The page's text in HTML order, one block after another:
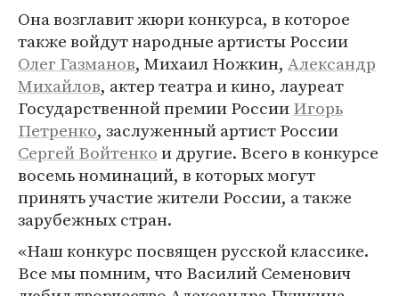
Она возглавит жюри конкурса, в которое
также войдут народные артисты России
Олег Газманов, Михаил Ножкин, Александр
Михайлов, актер театра и кино, лауреат
Государственной премии РоссииИгорь
Петренко, заслуженный артист России
Сергей Войтенкои другие. Всего в конкурсе
восемь номинаций, в которых могут
принять участие жители России, а также
зарубежных стран.
«Наш конкурс посвящен русской классике.
Все мы помним, что Василий Семенович